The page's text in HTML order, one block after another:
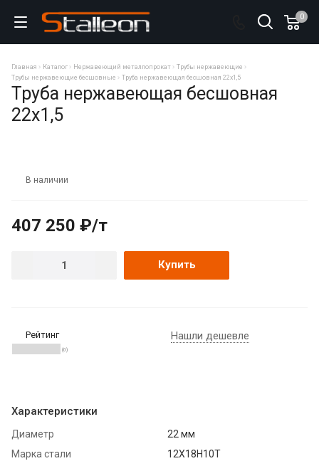
0
Главная Каталог Нержавеющий металлопрокат
Трубы нержавеющие
Трубы нержавеющие бесшовные
Труба нержавеющая бесшовная 22х1,5
Труба нержавеющая бесшовная
22х1,5
В наличии
407 250 ₽/т
Купить
Рейтинг
(0)
Нашли дешевле
Характеристики
Диаметр
22 мм
Марка стали
12Х18Н10Т